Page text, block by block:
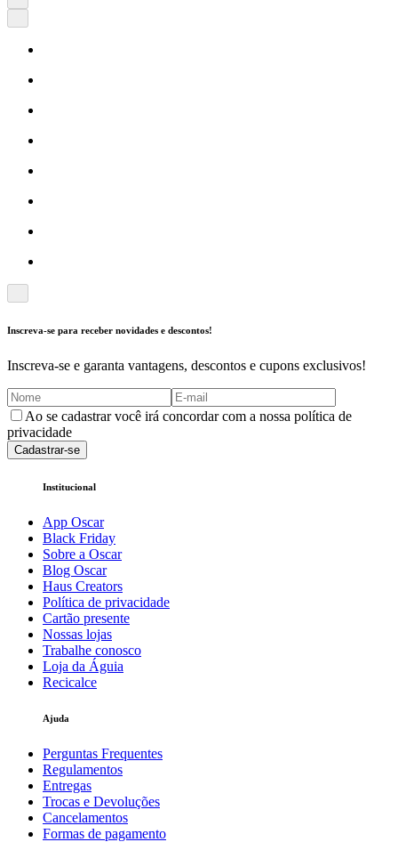
Inscreva-se para receber novidades e descontos!
Inscreva-se e garanta vantagens, descontos e cupons exclusivos!
Ao se cadastrar você irá concordar com a nossa política de
privacidade
Cadastrar-se
Institucional
App Oscar
Black Friday
Sobre a Oscar
Blog Oscar
Haus Creators
Política de privacidade
Cartão presente
Nossas lojas
Trabalhe conosco
Loja da Águia
Recicalce
Ajuda
Perguntas Frequentes
Regulamentos
Entregas
Trocas e Devoluções
Cancelamentos
Formas de pagamento